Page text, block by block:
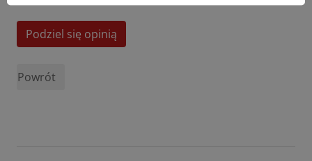
Podziel się opinią
Powrót